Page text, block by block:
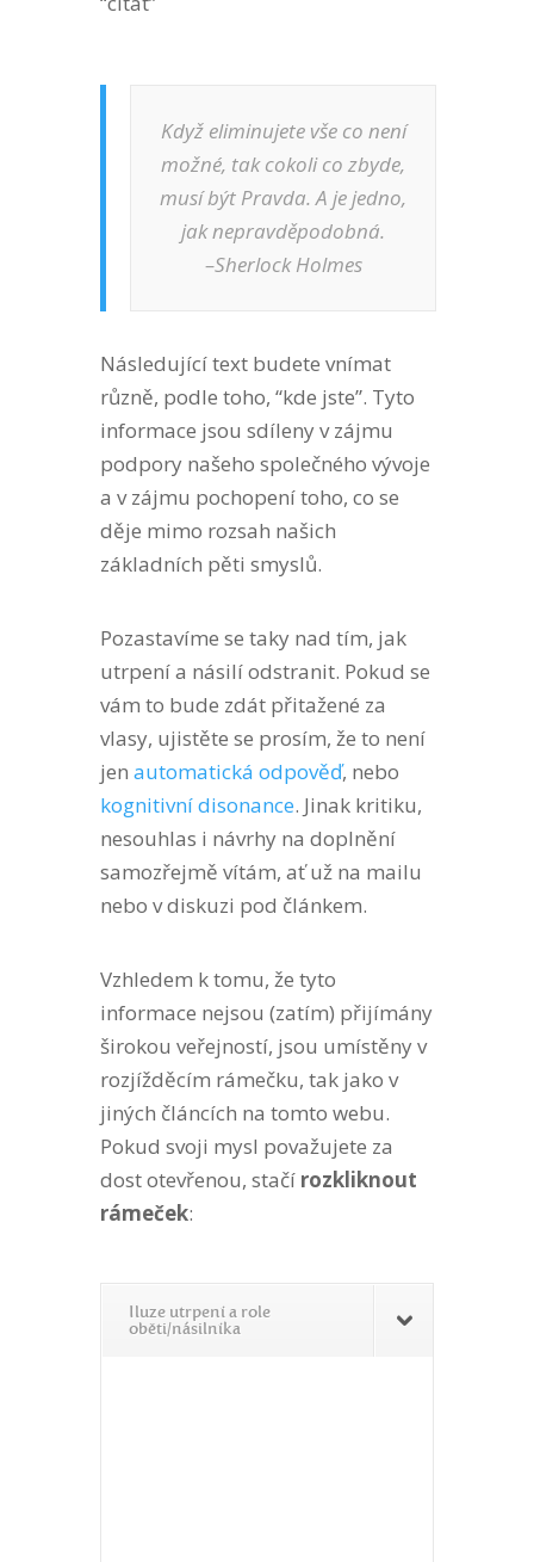
Když eliminujete vše co není
možné, tak cokoli co zbyde,
musí být Pravda. A je jedno,
jak nepravděpodobná.
–Sherlock Holmes
Následující text budete vnímat
různě, podle toho, “kde jste”. Tyto
informace jsou sdíleny v zájmu
podpory našeho společného vývoje
a v zájmu pochopení toho, co se
děje mimo rozsah našich
základních pěti smyslů.
Pozastavíme se taky nad tím, jak
utrpení a násilí odstranit. Pokud se
vám to bude zdát přitažené za
vlasy, ujistěte se prosím, že to není
jen automatická odpověď, nebo
kognitivní disonance. Jinak kritiku,
nesouhlas i návrhy na doplnění
samozřejmě vítám, ať už na mailu
nebo v diskuzi pod článkem.
Vzhledem k tomu, že tyto
informace nejsou (zatím) přijímány
širokou veřejností, jsou umístěny v
rozjížděcím rámečku, tak jako v
jiných článcích na tomto webu.
Pokud svoji mysl považujete za
dost otevřenou, stačí rozkliknout
rámeček:
Iluze utrpení a role
oběti/násilníka